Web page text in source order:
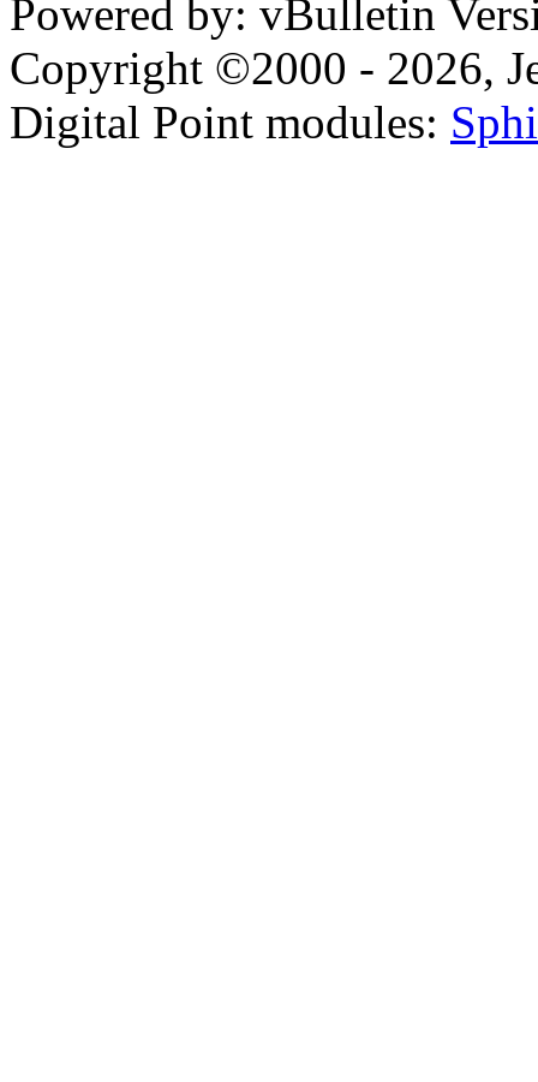
Powered by: vBulletin
Copyright ©2000 - 2026,
Digital Point modules: